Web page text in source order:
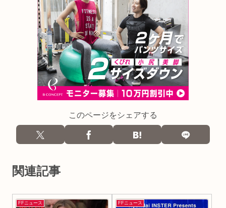
このページをシェアする
関連記事
FFニュース FFニュース